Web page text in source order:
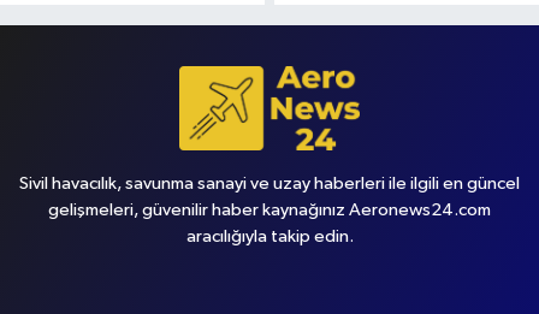
Sivil havacılık, savunma sanayi ve uzay haberleri ile ilgili en güncel
gelişmeleri, güvenilir haber kaynağınız Aeronews24.com
aracılığıyla takip edin.